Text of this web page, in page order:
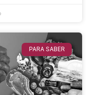
PARA SABER